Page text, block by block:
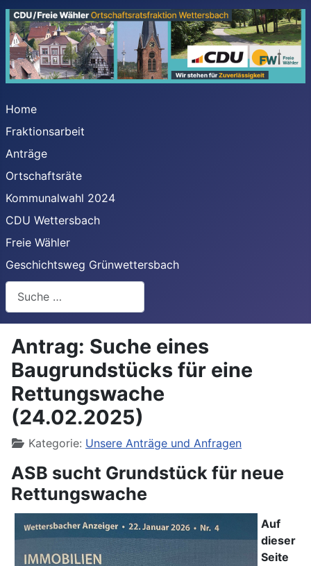
Home
Fraktionsarbeit
Anträge
Ortschaftsräte
Kommunalwahl 2024
CDU Wettersbach
Freie Wähler
Geschichtsweg Grünwettersbach
Suchen
Antrag: Suche eines
Baugrundstücks für eine
Rettungswache
(24.02.2025)
DetailsKategorie: Unsere Anträge und Anfragen
ASB sucht Grundstück für neue
Rettungswache
Auf
dieser
Seite